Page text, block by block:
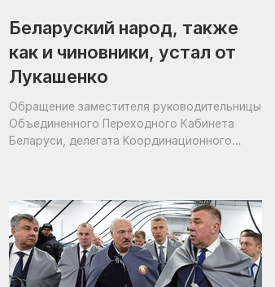
Беларуский народ, также
как и чиновники, устал от
Лукашенко
Обращение заместителя руководительницы
Объединенного Переходного Кабинета
Беларуси, делегата Координационного